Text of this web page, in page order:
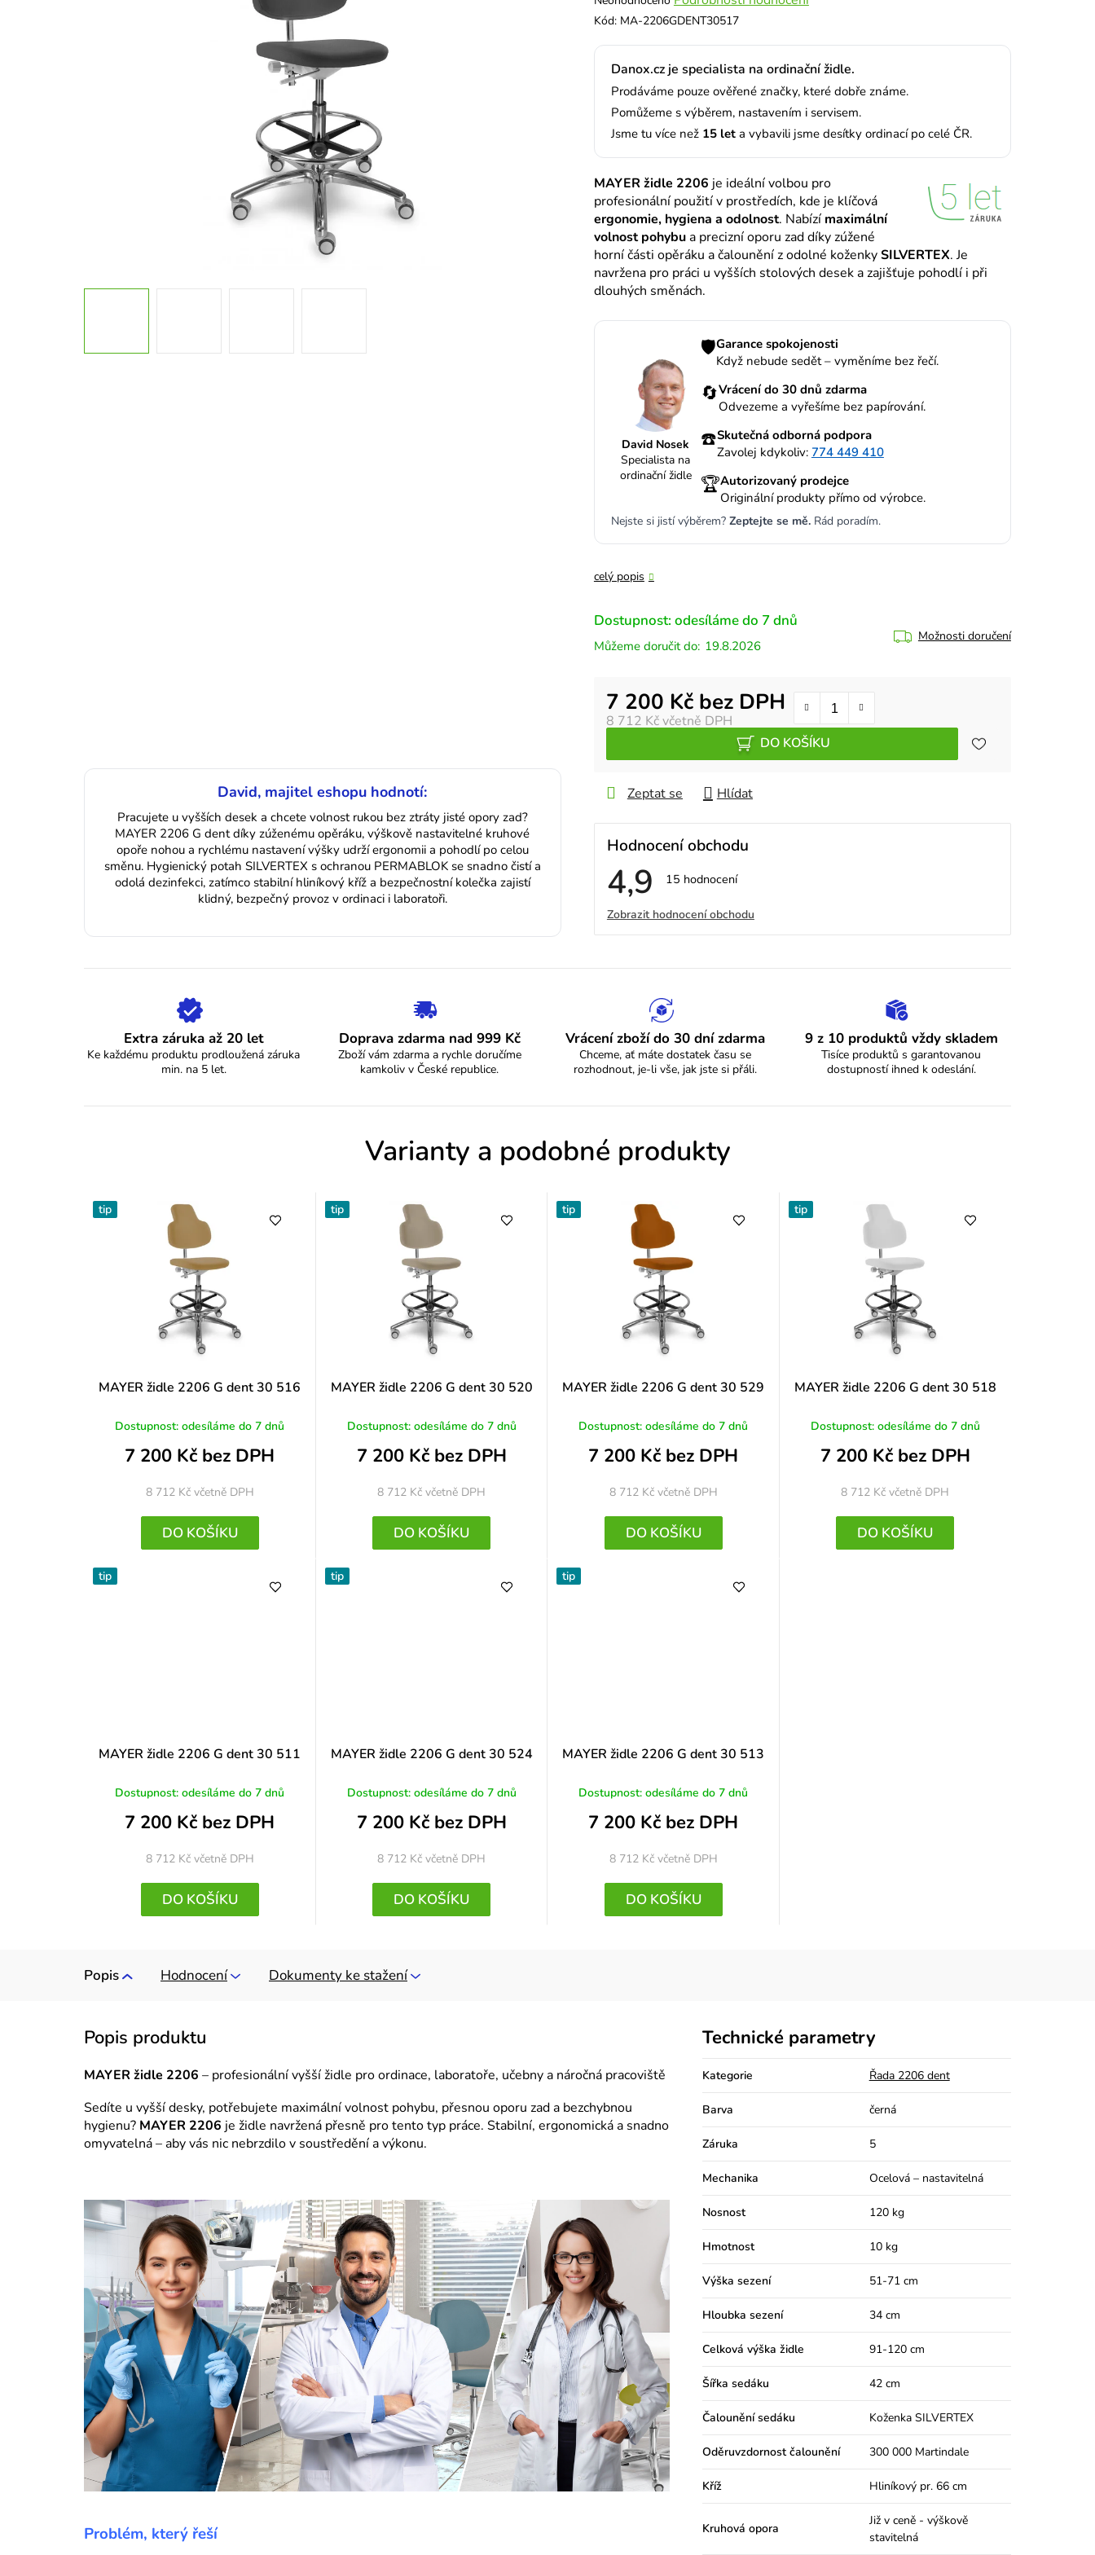
hodnocení
je
0,0
hvězdiček.
Kód: MA-2206GDENT30517
Danox.cz je specialista na ordinační židle.
Prodáváme pouze ověřené značky, které dobře známe.
Pomůžeme s výběrem, nastavením i servisem.
Jsme tu více než 15 leta vybavili jsme desítky ordinací po celé ČR.
MAYER židle 2206 je ideální volbou pro
profesionální použití v prostředích, kde je klíčová
ergonomie, hygiena a odolnost. Nabízí maximální
volnost pohybua precizní oporu zad díky zúžené
horní části opěráku a čalounění z odolné koženkySILVERTEX. Je
navržena pro práci u vyšších stolových desek a zajišťuje pohodlí i při
dlouhých směnách.
David Nosek
Specialista na
ordinační židle
🛡️Garance spokojenosti
Když nebude sedět – vyměníme bez řečí.
🔄Vrácení do 30 dnů zdarma
Odvezeme a vyřešíme bez papírování.
☎️Skutečná odborná podpora
Zavolej kdykoliv: 774 449 410
🏆Autorizovaný prodejce
Originální produkty přímo od výrobce.
Nejste si jistí výběrem? Zeptejte se mě.Rád poradím.
celý popis
Dostupnost: odesíláme do 7 dnů
19.8.2026
Možnosti doručení
8 712 Kčvčetně DPH
7 200 Kč bez DPH
Měrná cena:
DO KOŠÍKU
Zeptat se Hlídat
Hodnocení obchodu
4,9 Průměrné
obchodu
je
4,9
hvězdiček.
15 hodnocení
V
ý
p
s
h
o
d
n
Zobrazit hodnocení obchodu
David, majitel eshopu hodnotí:
Pracujete u vyšších desek a chcete volnost rukou bez ztráty jisté opory zad?
MAYER 2206 G dent díky zúženému opěráku, výškově nastavitelné kruhové
opoře nohou a rychlému nastavení výšky udrží ergonomii a pohodlí po celou
směnu. Hygienický potah SILVERTEX s ochranou PERMABLOK se snadno čistí a
odolá dezinfekci, zatímco stabilní hliníkový kříž a bezpečnostní kolečka zajistí
klidný, bezpečný provoz v ordinaci i laboratoři.
Extra záruka až 20 let
Ke každému produktu prodloužená záruka
min. na 5 let.
Doprava zdarma nad 999 Kč
Zboží vám zdarma a rychle doručíme
kamkoliv v České republice.
Vrácení zboží do 30 dní zdarma
Chceme, ať máte dostatek času se
rozhodnout, je-li vše, jak jste si přáli.
9 z 10 produktů vždy skladem
Tisíce produktů s garantovanou
dostupností ihned k odeslání.
Varianty a podobné produkty
tip
MAYER židle 2206 G dent 30 516
Dostupnost: odesíláme do 7 dnů
7 200 Kč bez DPH
8 712 Kč včetně DPH
DO KOŠÍKU
tip
MAYER židle 2206 G dent 30 520
Dostupnost: odesíláme do 7 dnů
7 200 Kč bez DPH
8 712 Kčvčetně DPH
DO KOŠÍKU
tip
MAYER židle 2206 G dent 30 529
Dostupnost: odesíláme do 7 dnů
7 200 Kč bez DPH
8 712 Kč včetně DPH
DO KOŠÍKU
tip
MAYER židle 2206 G dent 30 518
Dostupnost: odesíláme do 7 dnů
7 200 Kč bez DPH
8 712 Kčvčetně DPH
DO KOŠÍKU
tip
MAYER židle 2206 G dent 30 511
Dostupnost: odesíláme do 7 dnů
7 200 Kč bez DPH
8 712 Kč včetně DPH
DO KOŠÍKU
tip
MAYER židle 2206 G dent 30 524
Dostupnost: odesíláme do 7 dnů
7 200 Kč bez DPH
8 712 Kčvčetně DPH
DO KOŠÍKU
tip
MAYER židle 2206 G dent 30 513
Dostupnost: odesíláme do 7 dnů
7 200 Kč bez DPH
8 712 Kč včetně DPH
DO KOŠÍKU
Popis Dokumenty ke stažení
Hodnocení
MAYER židle 2206 – profesionální vyšší židle pro ordinace, laboratoře, učebny a náročná pracoviště
Sedíte u vyšší desky, potřebujete maximální volnost pohybu, přesnou oporu zad a bezchybnou
hygienu? MAYER 2206 je židle navržená přesně pro tento typ práce. Stabilní, ergonomická a snadno
omyvatelná – aby vás nic nebrzdilo v soustředění a výkonu.
Problém, který řeší
Technické parametry
Kategorie Řada 2206 dent
Barva černá
Záruka 5
Mechanika Ocelová – nastavitelná
Nosnost 120 kg
Hmotnost 10 kg
Výška sezení 51-71 cm
Hloubka sezení 34 cm
Celková výška židle 91-120 cm
Šířka sedáku 42 cm
Čalounění sedáku Koženka SILVERTEX
Oděruvzdornost čalounění 300 000 Martindale
Kříž Hliníkový pr. 66 cm
Kruhová opora
Již v ceně - výškově
stavitelná